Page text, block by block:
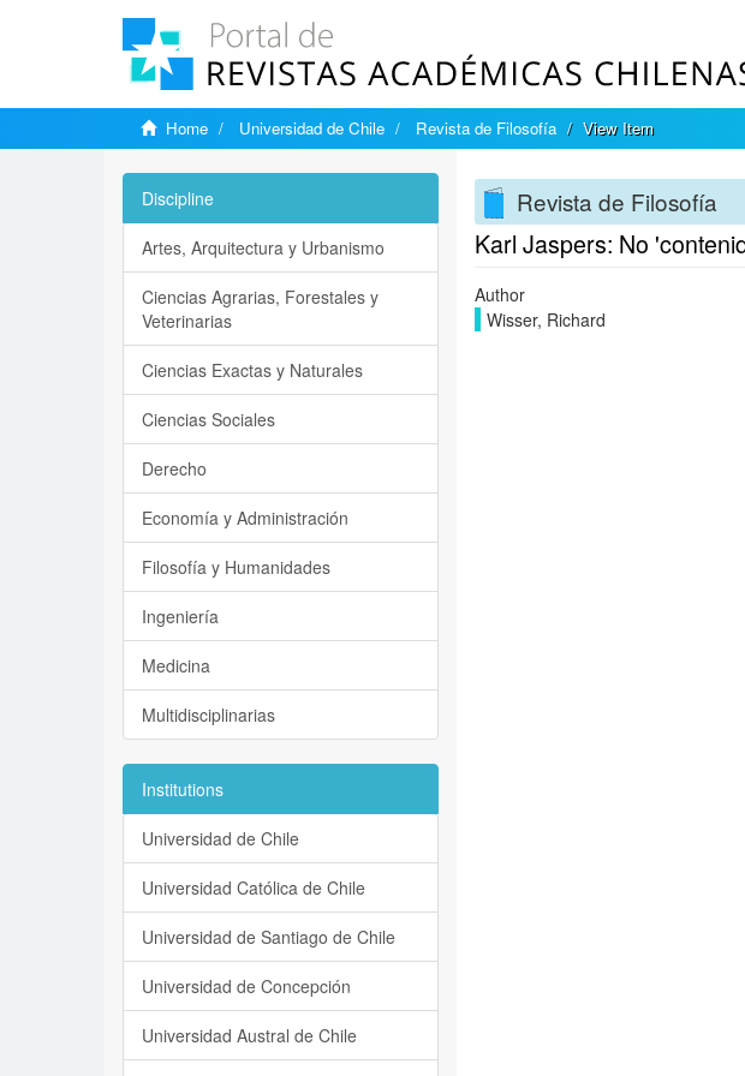
Home Universidad de Chile Revista de Filosofía View Item
Revista de Filosofía
Karl Jaspers: No
Author
Wisser, Richard
Discipline
Artes, Arquitectura y Urbanismo
Ciencias Agrarias, Forestales y
Veterinarias
Ciencias Exactas y Naturales
Ciencias Sociales
Derecho
Economía y Administración
Filosofía y Humanidades
Ingeniería
Medicina
Multidisciplinarias
Institutions
Universidad de Chile
Universidad Católica de Chile
Universidad de Santiago de Chile
Universidad de Concepción
Universidad Austral de Chile